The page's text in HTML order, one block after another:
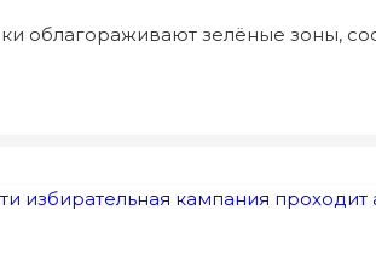
облагораживают зелёные зоны,